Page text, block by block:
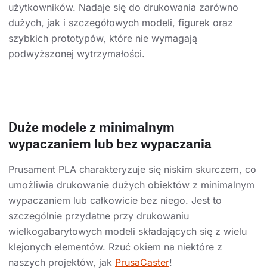
użytkowników. Nadaje się do drukowania zarówno
dużych, jak i szczegółowych modeli, figurek oraz
szybkich prototypów, które nie wymagają
podwyższonej wytrzymałości.
Duże modele z minimalnym
wypaczaniem lub bez wypaczania
Prusament PLA charakteryzuje się niskim skurczem, co
umożliwia drukowanie dużych obiektów z minimalnym
wypaczaniem lub całkowicie bez niego. Jest to
szczególnie przydatne przy drukowaniu
wielkogabarytowych modeli składających się z wielu
klejonych elementów. Rzuć okiem na niektóre z
naszych projektów, jak PrusaCaster!